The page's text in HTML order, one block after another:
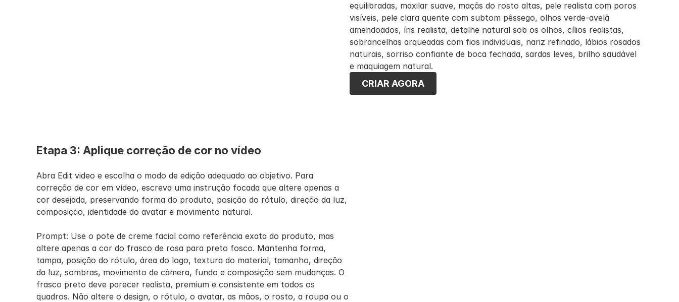
equilibradas, maxilar suave, maçãs do rosto altas, pele realista com poros
visíveis, pele clara quente com subtom pêssego, olhos verde-avelã
amendoados, íris realista, detalhe natural sob os olhos, cílios realistas,
sobrancelhas arqueadas com fios individuais, nariz refinado, lábios rosados
naturais, sorriso confiante de boca fechada, sardas leves, brilho saudável
e maquiagem natural.
CRIAR AGORA
Etapa 3: Aplique correção de cor no vídeo
Abra Edit video e escolha o modo de edição adequado ao objetivo. Para
correção de cor em vídeo, escreva uma instrução focada que altere apenas a
cor desejada, preservando forma do produto, posição do rótulo, direção da luz,
composição, identidade do avatar e movimento natural.
Prompt: Use o pote de creme facial como referência exata do produto, mas
altere apenas a cor do frasco de rosa para preto fosco. Mantenha forma,
tampa, posição do rótulo, área do logo, textura do material, tamanho, direção
da luz, sombras, movimento de câmera, fundo e composição sem mudanças. O
frasco preto deve parecer realista, premium e consistente em todos os
quadros. Não altere o design, o rótulo, o avatar, as mãos, o rosto, a roupa ou o